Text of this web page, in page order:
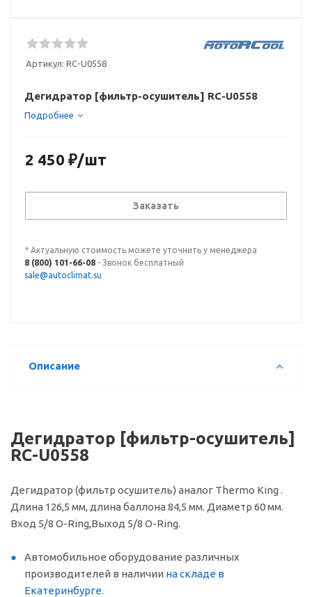
Артикул: RC-U0558
Дегидратор [фильтр-осушитель] RC-U0558
Подробнее
2 450 ₽/шт
Заказать
* Актуальную стоимость можете уточнить у менеджера
8 (800) 101-66-08 - Звонок бесплатный
sale@autoclimat.su
Описание
Дегидратор [фильтр-осушитель]
RC-U0558
Дегидратор (фильтр осушитель) аналог Thermo King .
Длина 126,5 мм, длина баллона 84,5 мм. Диаметр 60 мм.
Вход 5/8 O-Ring,Выход 5/8 O-Ring.
Автомобильное оборудование различных
производителей в наличии на складе в
Екатеринбурге.